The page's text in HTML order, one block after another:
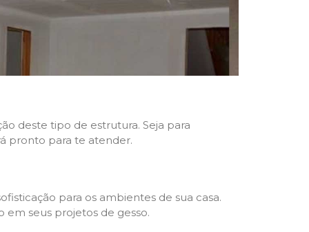
deste tipo de estrutura. Seja para
pronto para te atender.
para os ambientes de sua casa.
seus projetos de gesso.